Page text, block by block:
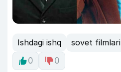
Ishdagi ishq
sovet filmlari
0
0